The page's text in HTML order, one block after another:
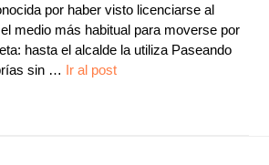
por haber visto licenciarse al
medio más habitual para moverse por
hasta el alcalde la utiliza Paseando
sin … Ir al post